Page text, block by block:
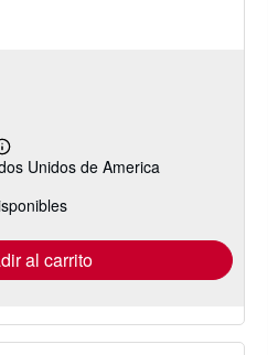
Más
información
las
tarifas
envío
Unidos de America
al carrito